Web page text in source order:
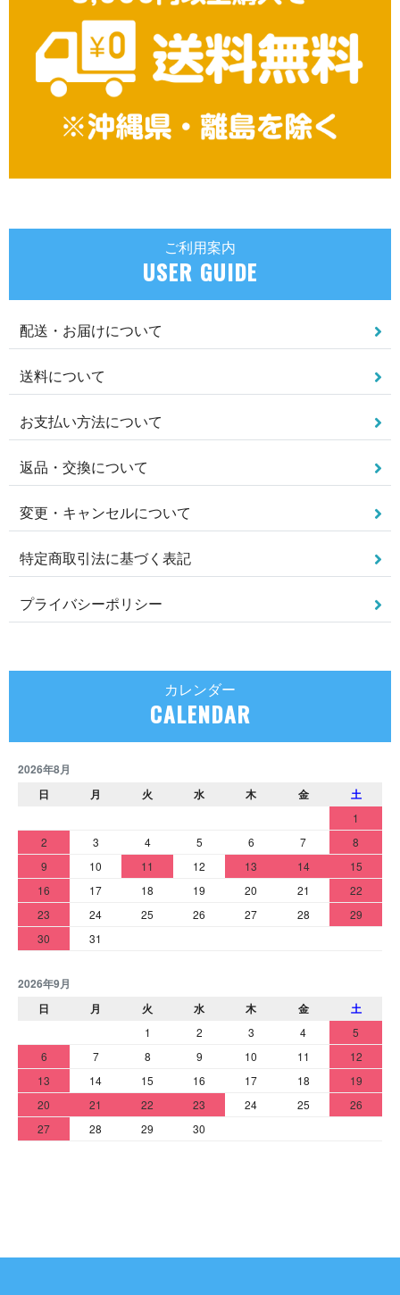
ご利用案内
USER GUIDE
配送・お届けについて
送料について
お支払い方法について
返品・交換について
変更・キャンセルについて
特定商取引法に基づく表記
プライバシーポリシー
カレンダー
CALENDAR
2026年8月
日
月 火 水 木 金 土
1
2
3 4 5 6 7
8
9
10 11 12 13 14
15
16
17 18 19 20 21
22
23
24 25 26 27 28
29
30
31
2026年9月
日
月 火 水 木 金 土
1 2 3 4
5
6
7 8 9 10 11
12
13
14 15 16 17 18
19
20
21 22 23 24 25
26
27
28 29 30